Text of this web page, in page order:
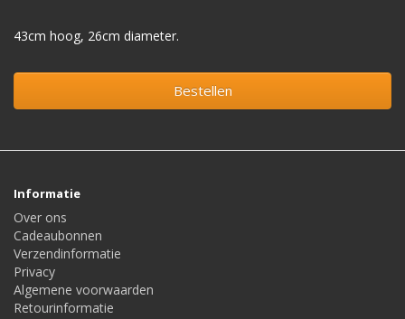
43cm hoog, 26cm diameter.
Bestellen
Informatie
Over ons
Cadeaubonnen
Verzendinformatie
Privacy
Algemene voorwaarden
Retourinformatie